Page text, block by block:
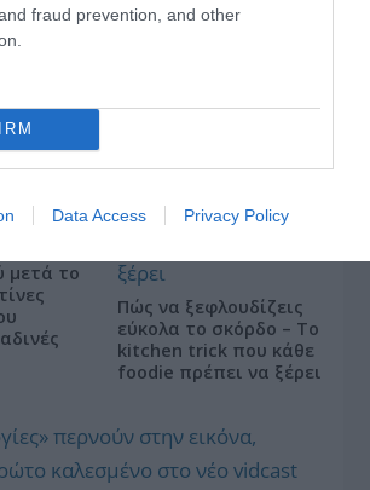
fraud prevention, and other
Data Access Privacy Policy
4 prints στα μαγιό που θα βλέπεις
φέτος!
μετά το
Πώς να ξεφλουδίζεις
εύκολα το σκόρδο – Το
kitchen trick που κάθε
foodie πρέπει να ξέρει